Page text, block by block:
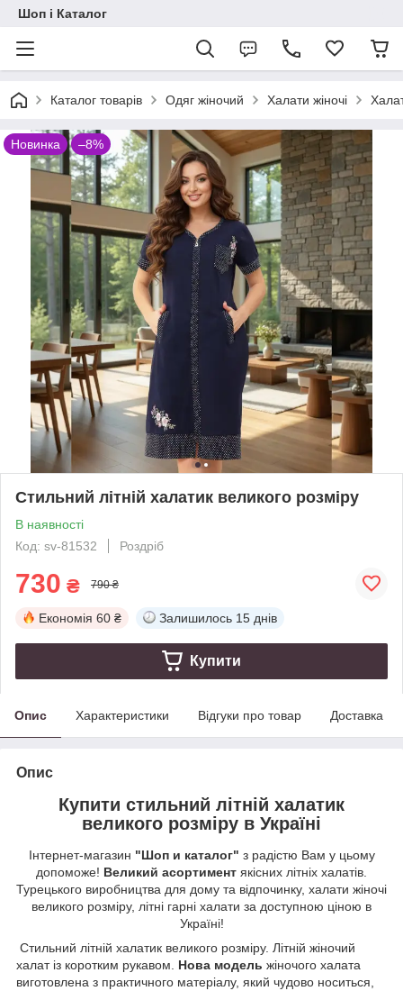
Шоп і Каталог
Каталог товарів Одяг жіночий Халати жіночі
Новинка –8%
Стильний літній халатик великого розміру
В наявності
Код: sv-81532
Роздріб
730 ₴ 790 ₴
Економія 60 ₴ Залишилось 15 днів
Купити
Опис Характеристики Відгуки про товар Доставка
Опис
Купити стильний літній халатик
великого розміру в Україні
Інтернет-магазин "Шоп и каталог" з радістю Вам у цьому
допоможе! Великий асортимент якісних літніх халатів.
Турецького виробництва для дому та відпочинку, халати жіночі
великого розміру, літні гарні халати за доступною ціною в
Україні!
Стильний літній халатик великого розміру. Літній жіночий
халат із коротким рукавом. Нова модель жіночого халата
виготовлена з практичного матеріалу, який чудово носиться,